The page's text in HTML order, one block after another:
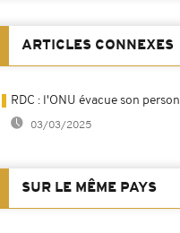
ARTICLES CONNEXES
RDC : l'ONU évacue son
03/03/2025
SUR LE MÊME PAYS